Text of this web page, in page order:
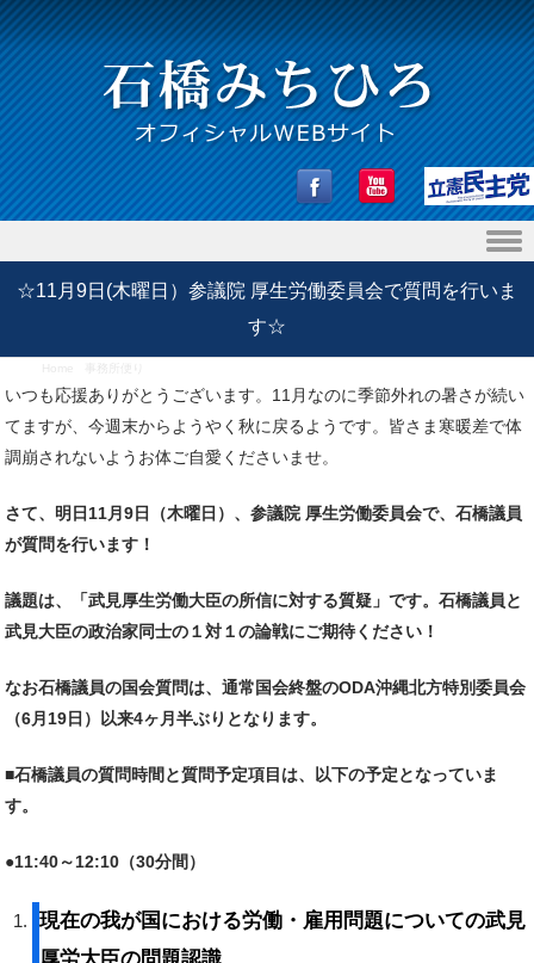
Skip to content
☆11月9日(木曜日）参議院 厚生労働委員会で質問を行いま
す☆
いつも応援ありがとうございます。11月なのに季節外れの暑さが続い
てますが、今週末からようやく秋に戻るようです。皆さま寒暖差で体
調崩されないようお体ご自愛くださいませ。
さて、明日11月9日（木曜日）、参議院 厚生労働委員会で、石橋議員
が質問を行います！
議題は、「武見厚生労働大臣の所信に対する質疑」です。石橋議員と
武見大臣の政治家同士の１対１の論戦にご期待ください！
なお石橋議員の国会質問は、通常国会終盤のODA沖縄北方特別委員会
（6月19日）以来4ヶ月半ぶりとなります。
■石橋議員の質問時間と質問予定項目は、以下の予定となっていま
す。
●11:40～12:10（30分間）
現在の我が国における労働・雇用問題についての武見
厚労大臣の問題認識